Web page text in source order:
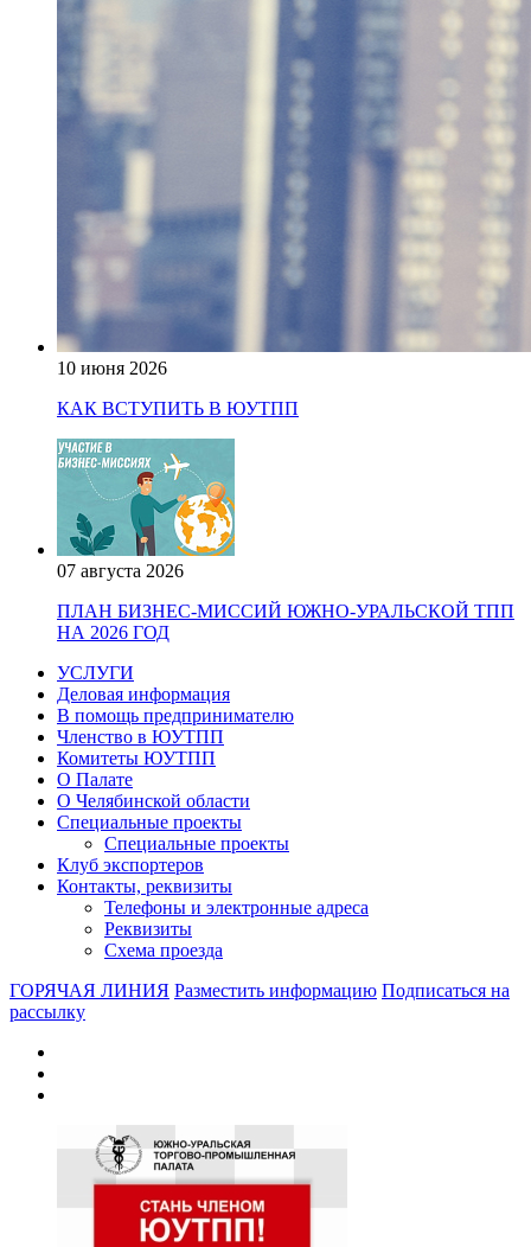
10 июня 2026
КАК ВСТУПИТЬ В ЮУТПП
07 августа 2026
ПЛАН БИЗНЕС-МИССИЙ ЮЖНО-УРАЛЬСКОЙ ТПП
НА 2026 ГОД
УСЛУГИ
Деловая информация
В помощь предпринимателю
Членство в ЮУТПП
Комитеты ЮУТПП
О Палате
О Челябинской области
Специальные проекты
Специальные проекты
Клуб экспортеров
Контакты, реквизиты
Телефоны и электронные адреса
Реквизиты
Схема проезда
ГОРЯЧАЯ ЛИНИЯ Разместить информацию Подписаться на
рассылку